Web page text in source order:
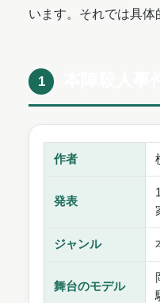
います。それでは具体
1
作者
発表
ジャンル
舞台のモデル